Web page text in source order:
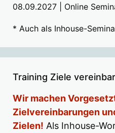
08.09.2027 | Online
* Auch als Inhouse-
Training Ziele
Wir machen
Zielvereinbarungen
Zielen! Als Inhouse-